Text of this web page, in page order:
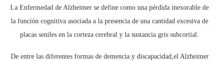
La Enfermedad de Alzheimer se define como una pérdida inexorable de
la función cognitiva asociada a la presencia de una cantidad excesiva de
placas seniles en la corteza cerebral y la sustancia gris subcortial.
De entre las diferentes formas de demencia y discapacidad,el Alzheimer